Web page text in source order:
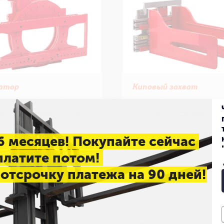
полноповоротным
которое позволит
угол каретки
погрузчика.
Киповый захват
шерсти, табака, макулатуры
месяцев! Покупайте сейчас
потом!
платежа на 90 дней!